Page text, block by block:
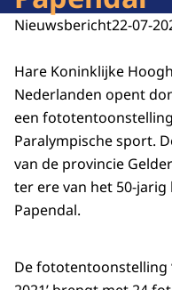
Nieuwsbericht22-07-
Hare Koninklijke
Nederlanden opent
een
Paralympische sport.
van de provincie
ter ere van het 50-
Papendal.
De fototentoonstelling